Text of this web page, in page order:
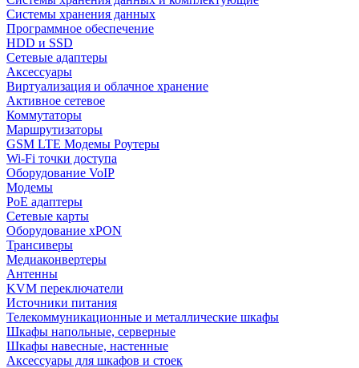
Системы хранения данных
Программное обеспечение
HDD и SSD
Сетевые адаптеры
Аксессуары
Виртуализация и облачное хранение
Активное сетевое
Коммутаторы
Маршрутизаторы
GSM LTE Модемы Роутеры
Wi-Fi точки доступа
Оборудование VoIP
Модемы
PoE адаптеры
Сетевые карты
Оборудование xPON
Трансиверы
Медиаконвертеры
Антенны
KVM переключатели
Источники питания
Телекоммуникационные и металлические шкафы
Шкафы напольные, серверные
Шкафы навесные, настенные
Аксессуары для шкафов и стоек